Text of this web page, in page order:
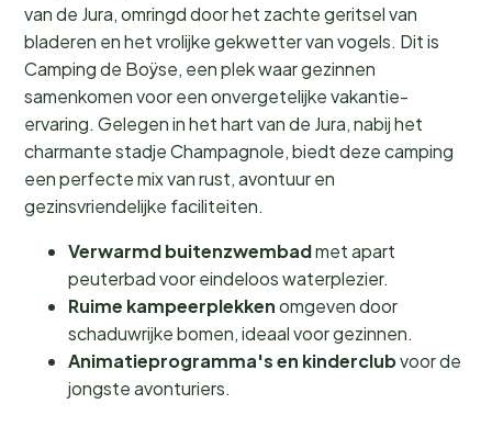
van de Jura, omringd door het zachte geritsel van
bladeren en het vrolijke gekwetter van vogels. Dit is
Camping de Boÿse, een plek waar gezinnen
samenkomen voor een onvergetelijke vakantie-
ervaring. Gelegen in het hart van de Jura, nabij het
charmante stadje Champagnole, biedt deze camping
een perfecte mix van rust, avontuur en
gezinsvriendelijke faciliteiten.
Verwarmd buitenzwembadmet apart
peuterbad voor eindeloos waterplezier.
Ruime kampeerplekkenomgeven door
schaduwrijke bomen, ideaal voor gezinnen.
Animatieprogramma's en kinderclubvoor de
jongste avonturiers.